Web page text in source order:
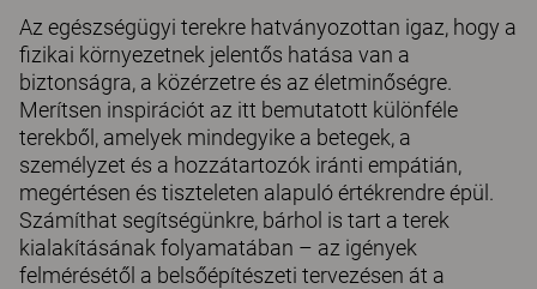
Az egészségügyi terekre hatványozottan igaz, hogy a
fizikai környezetnek jelentős hatása van a
biztonságra, a közérzetre és az életminőségre.
Merítsen inspirációt az itt bemutatott különféle
terekből, amelyek mindegyike a betegek, a
személyzet és a hozzátartozók iránti empátián,
megértésen és tiszteleten alapuló értékrendre épül.
Számíthat segítségünkre, bárhol is tart a terek
kialakításának folyamatában – az igények
felmérésétől a belsőépítészeti tervezésen át a